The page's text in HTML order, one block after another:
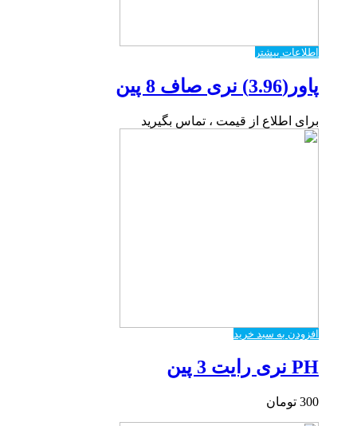
اطلاعات بیشتر
پاور(3.96) نری صاف 8 پین
برای اطلاع از قیمت ، تماس بگیرید
افزودن به سبد خرید
PH نری رایت 3 پین
300 تومان